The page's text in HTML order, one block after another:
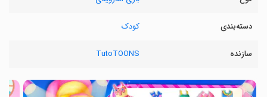
دسته‌بندی کودک
سازنده TutoTOONS